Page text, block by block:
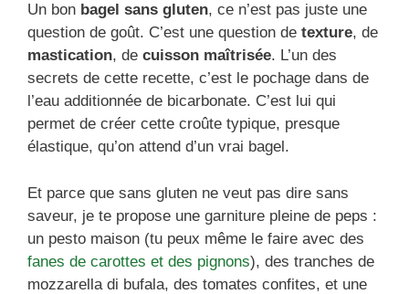
Un bon bagel sans gluten, ce n’est pas juste une
question de goût. C’est une question de texture, de
mastication, de cuisson maîtrisée. L’un des
secrets de cette recette, c’est le pochage dans de
l’eau additionnée de bicarbonate. C’est lui qui
permet de créer cette croûte typique, presque
élastique, qu’on attend d’un vrai bagel.
Et parce que sans gluten ne veut pas dire sans
saveur, je te propose une garniture pleine de peps :
un pesto maison (tu peux même le faire avec des
fanes de carottes et des pignons), des tranches de
mozzarella di bufala, des tomates confites, et une